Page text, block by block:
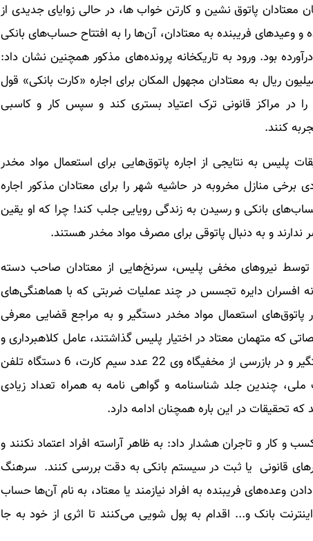
معتادان پاتوق نشین و کارتن خواب ها، در حالی زوایای جدیدی از
وعیدهای فریبنده به معتادان، آن‌ها را به افتتاح حساب‌های بانکی
بود. ورود به تاریکخانه پرونده‌های مذکور همچنین نشان داد:
شیاد با وعده پرداخت مبالغی بین 25 تا 800 میلیون ریال به معتادان مجهول المکان برای اجاره «کارت بانکی» قول
را در مراکز قانونی ترک اعتیاد بستری کند و سپس کار و کاسبی
کنند.
پلیس به نتایجی از اجاره پاتوق‌هایی برای استعمال مواد مخدر
منازل مخروبه در حاشیه شهر را برای معتادان مذکور اجاره
بانکی و رسیدن به زندگی رویایی جلب کند! چرا که او یقین
ندارند و به دنبال پاتوقی برای مصرف مواد مخدر هستند.
توسط نیروهای مخفی پلیس، سرنخ‌هایی از معتادان صاحب دسته
افسران دایره تجسس در چند عملیات ضربتی که با هماهنگی‌های
حساب را در پاتوق‌های استعمال مواد مخدر دستگیر و به مراجع قضایی معرفی
که متهمان معتاد در اختیار پلیس گذاشتند، عامل کلاهبرداری و
پول شویی‌های میلیاردی در یک عملیات ضربتی دستگیر و در بازرسی از مخفیگاه وی 22 عدد سیم کارت، 6 دستگاه تلفن
کارت بانکی، 6 قطعه کارت ملی، چندین جلد شناسنامه و گواهی نامه به همراه تعداد زیادی
تحقیقات در این باره همچنان ادامه دارد.
کار و تاجران هشدار داد: به ظاهر آراسته افراد اعتماد نکنند و
قانونی یا ثبت در سیستم بانکی به دقت بررسی کنند. سرهنگ
وعده‌های فریبنده به افراد نیازمند یا معتاد، به نام آن‌ها حساب
بانک و... اقدام به پول شویی می‌کنند تا اثری از خود به جا